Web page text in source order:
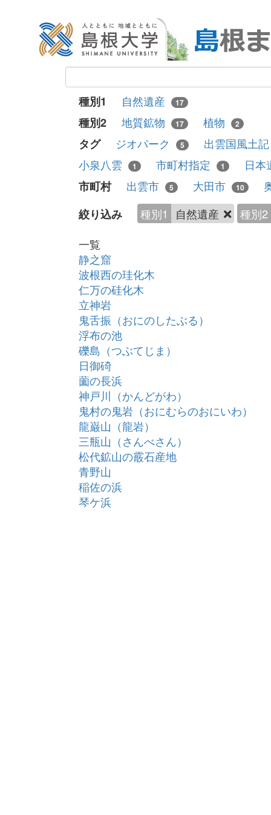
種別1 自然遺産 17
種別2 地質鉱物 17 植物 2
タグ ジオパーク 5
出雲国風土
小泉八雲
1 市町村指定 1
日
市町村
出雲市 5 大田市 10
絞り込み
種別1 自然遺産
種別2
一覧
静之窟
波根西の珪化木
仁万の硅化木
立神岩
鬼舌振（おにのしたぶる）
浮布の池
礫島（つぶてじま）
日御碕
薗の長浜
神戸川（かんどがわ）
鬼村の鬼岩（おにむらのおにいわ）
龍巌山（龍岩）
三瓶山（さんべさん）
松代鉱山の霰石産地
青野山
稲佐の浜
琴ケ浜